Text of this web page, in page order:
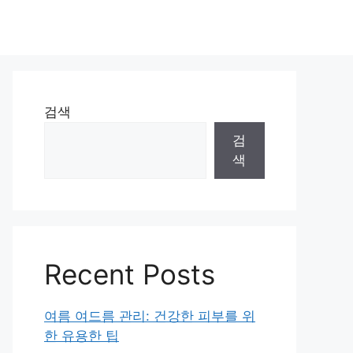
검색
검
색
Recent Posts
여름 여드름 관리: 건강한 피부를 위
한 유용한 팁